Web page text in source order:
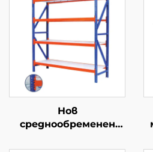
Нов
среднообременен